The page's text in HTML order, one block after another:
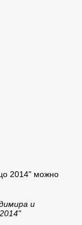
2014" можно
и